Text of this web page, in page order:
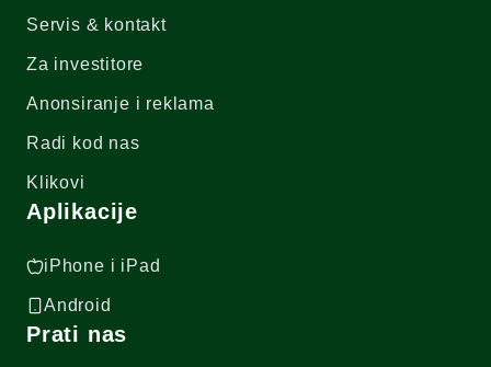
Servis & kontakt
Za investitore
Anonsiranje i reklama
Radi kod nas
Klikovi
Aplikacije
iPhone i iPad
Android
Prati nas